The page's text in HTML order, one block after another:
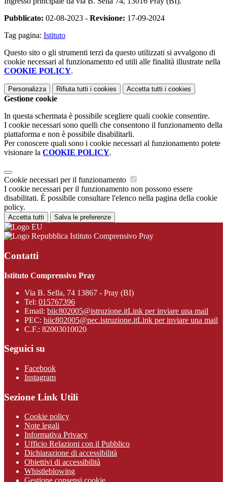
Pubblicato: 02-08-2023 - Revisione: 17-09-2024
Tag pagina: Istituto
Questo sito o gli strumenti terzi da questo utilizzati si avvalgono di
cookie necessari al funzionamento ed utili alle finalità illustrate nella
COOKIE POLICY.
Personalizza Rifiuta tutti i cookies Accetta tutti i cookies
Gestione cookie
In questa schermata è possibile scegliere quali cookie consentire.
I cookie necessari sono quelli che consentono il funzionamento della
piattaforma e non è possibile disabilitarli.
Per conoscere quali sono i cookie necessari al funzionamento potete
visionare la COOKIE POLICY.
Cookie necessari per il funzionamento
I cookie necessari per il funzionamento non possono essere
disabilitati. È possibile consultare l'elenco nella pagina della cookie
policy.
Accetta tutti Salva le preferenze
Istituto Comprensivo Pray
Contatti
Istituto Comprensivo Pray
Via B. Sella, 74 13867 - Pray (BI)
Tel: 015767396
Email: biic802005@istruzione.itLink per inviare una mail
PEC: biic802005@pec.istruzione.itLink per inviare una mail
C.F.: 82003010020
Seguici su
Facebook
Instagram
Sezione Link Utili
Cookie policy
Note legali
Informativa Privacy
Ufficio Relazioni con il Pubblico
Dichiarazione di accessibilità
Obiettivi di accessibilità
Whistleblowing